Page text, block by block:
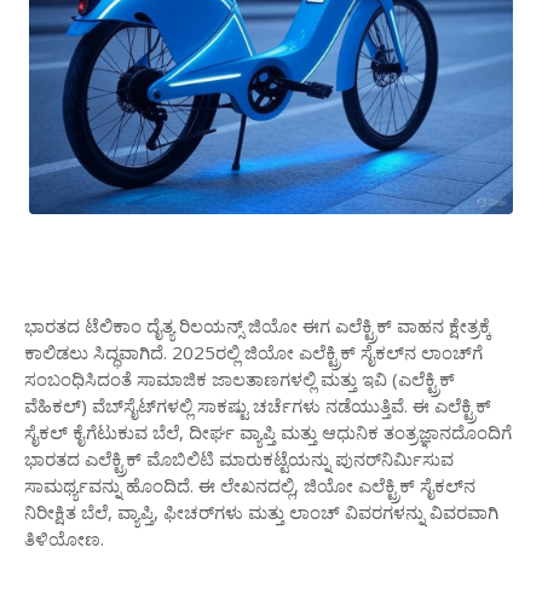
ಭಾರತದ ಟೆಲಿಕಾಂ ದೈತ್ಯ ರಿಲಯನ್ಸ್ ಜಿಯೋ ಈಗ ಎಲೆಕ್ಟ್ರಿಕ್ ವಾಹನ ಕ್ಷೇತ್ರಕ್ಕೆ
ಕಾಲಿಡಲು ಸಿದ್ಧವಾಗಿದೆ. 2025ರಲ್ಲಿ ಜಿಯೋ ಎಲೆಕ್ಟ್ರಿಕ್ ಸೈಕಲ್‌ನ ಲಾಂಚ್‌ಗೆ
ಸಂಬಂಧಿಸಿದಂತೆ ಸಾಮಾಜಿಕ ಜಾಲತಾಣಗಳಲ್ಲಿ ಮತ್ತು ಇವಿ (ಎಲೆಕ್ಟ್ರಿಕ್
ವೆಹಿಕಲ್) ವೆಬ್‌ಸೈಟ್‌ಗಳಲ್ಲಿ ಸಾಕಷ್ಟು ಚರ್ಚೆಗಳು ನಡೆಯುತ್ತಿವೆ. ಈ ಎಲೆಕ್ಟ್ರಿಕ್
ಸೈಕಲ್ ಕೈಗೆಟುಕುವ ಬೆಲೆ, ದೀರ್ಘ ವ್ಯಾಪ್ತಿ ಮತ್ತು ಆಧುನಿಕ ತಂತ್ರಜ್ಞಾನದೊಂದಿಗೆ
ಭಾರತದ ಎಲೆಕ್ಟ್ರಿಕ್ ಮೊಬಿಲಿಟಿ ಮಾರುಕಟ್ಟೆಯನ್ನು ಪುನರ್‌ನಿರ್ಮಿಸುವ
ಸಾಮರ್ಥ್ಯವನ್ನು ಹೊಂದಿದೆ. ಈ ಲೇಖನದಲ್ಲಿ, ಜಿಯೋ ಎಲೆಕ್ಟ್ರಿಕ್ ಸೈಕಲ್‌ನ
ನಿರೀಕ್ಷಿತ ಬೆಲೆ, ವ್ಯಾಪ್ತಿ, ಫೀಚರ್‌ಗಳು ಮತ್ತು ಲಾಂಚ್ ವಿವರಗಳನ್ನು ವಿವರವಾಗಿ
ತಿಳಿಯೋಣ.